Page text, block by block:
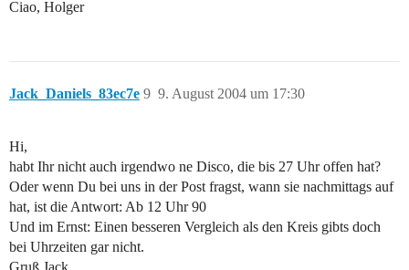
Ciao, Holger
Jack_Daniels_83ec7e 9. August 2004 um 17:30
9
Hi,
habt Ihr nicht auch irgendwo ne Disco, die bis 27 Uhr offen hat?
Oder wenn Du bei uns in der Post fragst, wann sie nachmittags auf
hat, ist die Antwort: Ab 12 Uhr 90
Und im Ernst: Einen besseren Vergleich als den Kreis gibts doch
bei Uhrzeiten gar nicht.
Gruß Jack